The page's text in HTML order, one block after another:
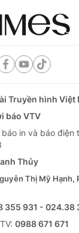
Truyền hình Việt
báo VTV
in và báo điện
Thủy
Thị Mỹ Hạnh,
355 931 - 024.38
0988 671 671